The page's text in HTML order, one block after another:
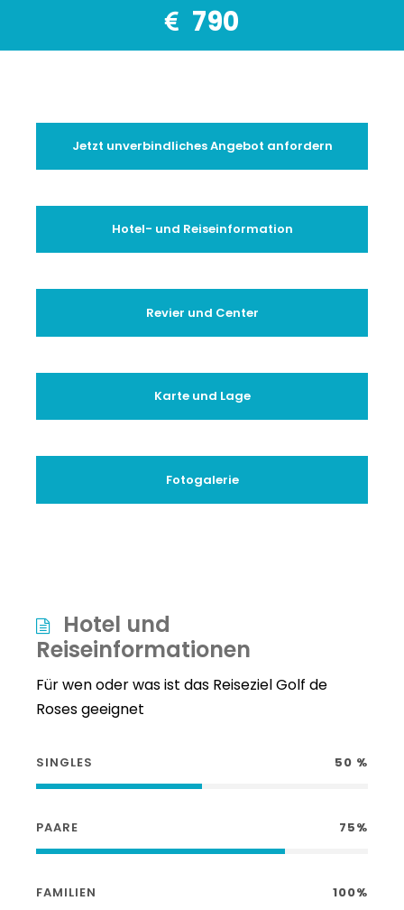
790
Jetzt unverbindliches Angebot anfordern
Hotel- und Reiseinformation
Revier und Center
Karte und Lage
Fotogalerie
Hotel und
Reiseinformationen
Für wen oder was ist das Reiseziel Golf de
Roses geeignet
SINGLES 50 %
PAARE 75%
FAMILIEN 100%